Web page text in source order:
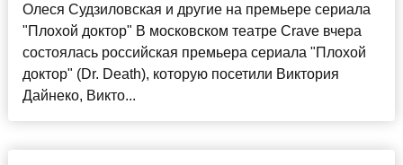
Олеся Судзиловская и другие на премьере сериала
"Плохой доктор" В московском театре Crave вчера
состоялась российская премьера сериала "Плохой
доктор" (Dr. Death), которую посетили Виктория
Дайнеко, Викто...